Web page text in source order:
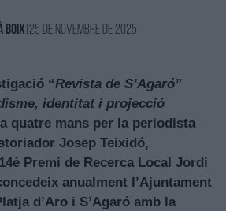
Boix 25 de Novembre de 2025
“Revista de S’Agaró”
identitat i projecció
quatre mans per la periodista
Josep Teixidó,
Premi de Recerca Local Jordi
anualment l’Ajuntament
d’Aro i S’Agaró amb la